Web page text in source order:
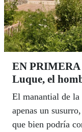
EN PRIMERA
Luque, el
El manantial de la
apenas un
que bien podría